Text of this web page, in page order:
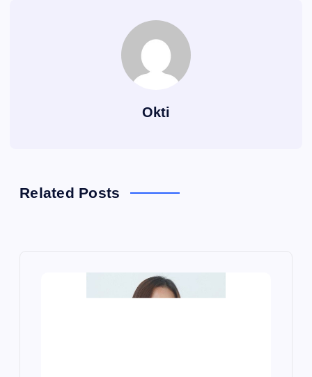
Okti
Related Posts